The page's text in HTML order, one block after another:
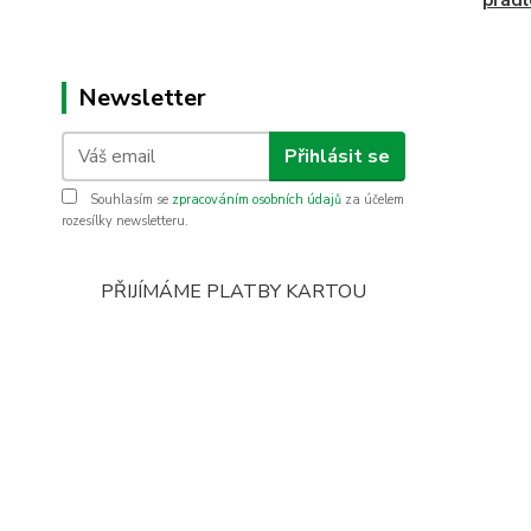
Newsletter
Přihlásit se
Souhlasím se zpracováním osobních údajů za účelem
rozesílky newsletteru.
PŘIJÍMÁME PLATBY KARTOU